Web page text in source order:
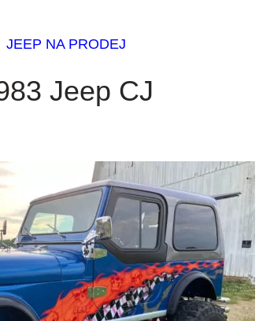
JEEP NA PRODEJ
Jeep CJ